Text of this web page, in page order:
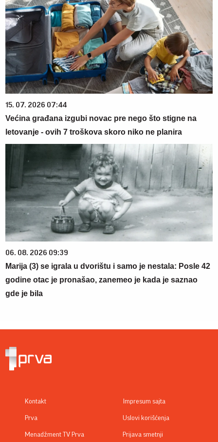
15. 07. 2026 07:44
Većina građana izgubi novac pre nego što stigne na
letovanje - ovih 7 troškova skoro niko ne planira
06. 08. 2026 09:39
Marija (3) se igrala u dvorištu i samo je nestala: Posle 42
godine otac je pronašao, zanemeo je kada je saznao
gde je bila
Kontakt
Prva
Menadžment TV Prva
Impresum sajta
Uslovi korišćenja
Prijava smetnji